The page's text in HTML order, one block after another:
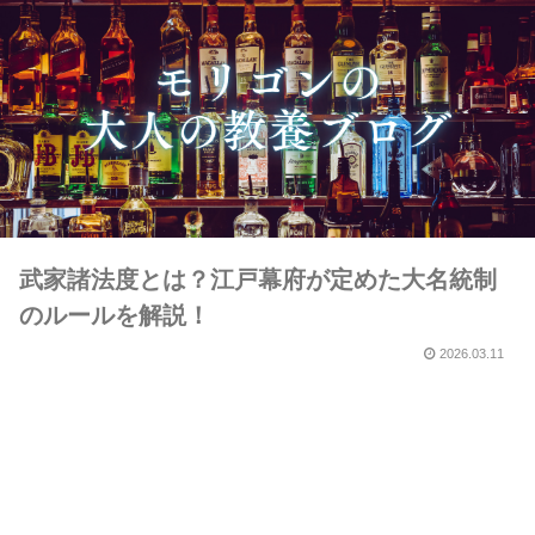
武家諸法度とは？江戸幕府が定めた大名統制
のルールを解説！
2026.03.11